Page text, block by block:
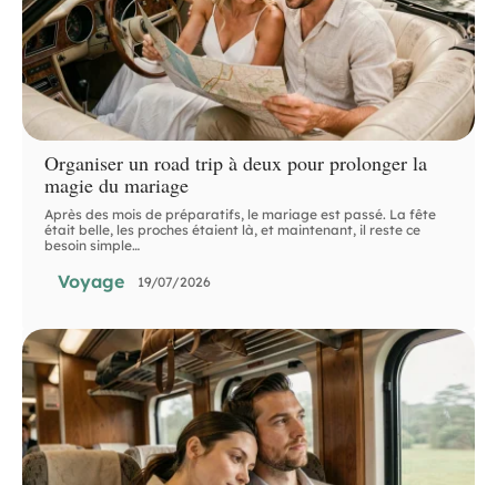
Organiser un road trip à deux pour prolonger la
magie du mariage
Après des mois de préparatifs, le mariage est passé. La fête
était belle, les proches étaient là, et maintenant, il reste ce
besoin simple…
Voyage 19/07/2026